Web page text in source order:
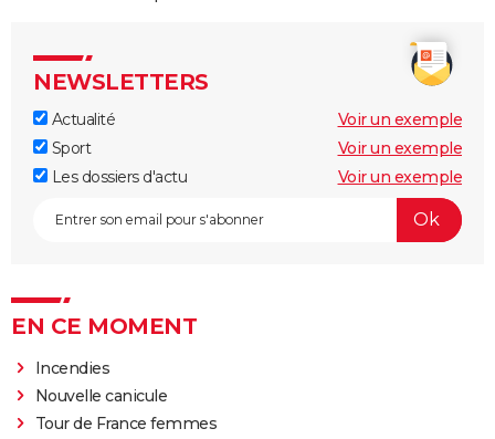
NEWSLETTERS
Actualité
Voir un exemple
Sport
Voir un exemple
Les dossiers d'actu
Voir un exemple
EN CE MOMENT
Incendies
Nouvelle canicule
Tour de France femmes